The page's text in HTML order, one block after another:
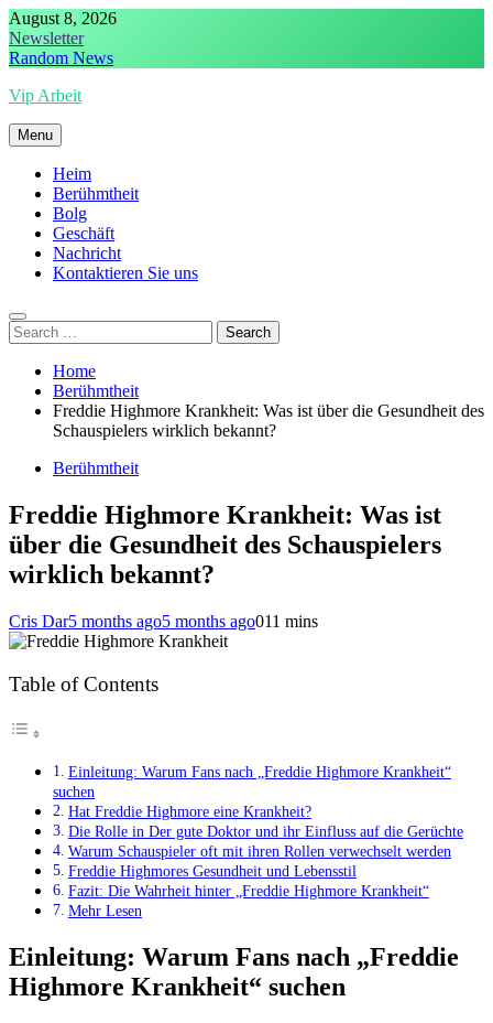
Skip
to
content
August 8, 2026
Newsletter
Random News
Vip Arbeit
Menu
Heim
Berühmtheit
Bolg
Geschäft
Nachricht
Kontaktieren Sie uns
Search
for:
Home
Berühmtheit
Freddie Highmore Krankheit: Was ist über die Gesundheit des
Schauspielers wirklich bekannt?
Berühmtheit
Freddie Highmore Krankheit: Was ist
über die Gesundheit des Schauspielers
wirklich bekannt?
Cris Dar5 months ago5 months ago011 mins
Table of Contents
Einleitung: Warum Fans nach „Freddie Highmore Krankheit“
suchen
Hat Freddie Highmore eine Krankheit?
Die Rolle in Der gute Doktor und ihr Einfluss auf die Gerüchte
Warum Schauspieler oft mit ihren Rollen verwechselt werden
Freddie Highmores Gesundheit und Lebensstil
Fazit: Die Wahrheit hinter „Freddie Highmore Krankheit“
Mehr Lesen
Einleitung: Warum Fans nach „Freddie
Highmore Krankheit“ suchen